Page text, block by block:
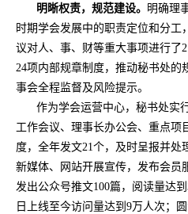
明晰权责，规范建设。 明确理
时期学会发展中的职责定位和分工
议对人、事、财等重大事项进行了2
24项内部规章制度，推动秘书处的
事会全程监督及风险提示。
作为学会运营中心，秘书处实
工作会议、理事长办公会、重点项
度， 全年发文21个， 及时呈报并处
新媒体、网站开展宣传，发布会员
发出公众号推文100篇，阅读量达到
日上线至今访问量达到 9万人次；